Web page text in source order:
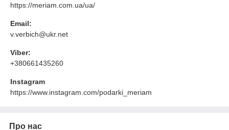
https://meriam.com.ua/ua/
Email:
v.verbich@ukr.net
Viber:
+380661435260
Instagram
https://www.instagram.com/podarki_meriam
Про нас